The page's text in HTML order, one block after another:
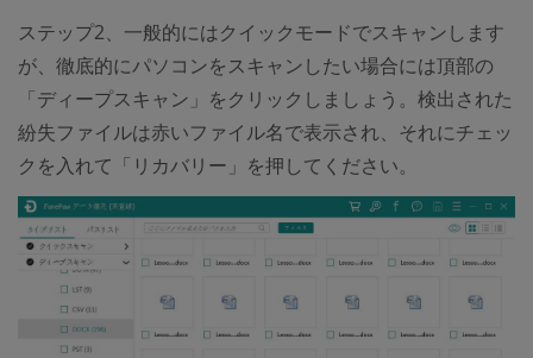
ステップ2、一般的にはクイックモードでスキャンします
が、徹底的にパソコンをスキャンしたい場合には頂部の
「ディープスキャン」をクリックしましょう。検出された
紛失ファイルは赤いファイル名で表示され、それにチェッ
クを入れて「リカバリー」を押してください。